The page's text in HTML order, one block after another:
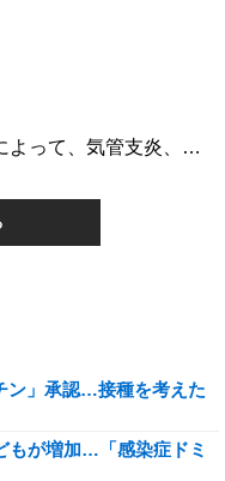
よって、気管支炎、…
ン」承認…接種を考えた
もが増加…「感染症ドミ